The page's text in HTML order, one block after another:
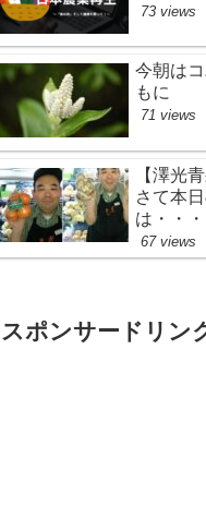
73 views
今朝は
もに
71 views
【澤光
さて本
は・・・
67 views
スポンサードリン